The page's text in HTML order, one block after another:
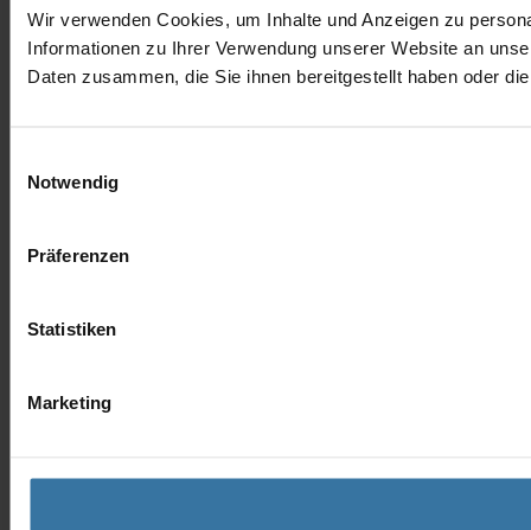
Wir verwenden Cookies, um Inhalte und Anzeigen zu
Informationen zu Ihrer Verwendung unserer Website an
Daten zusammen, die Sie ihnen bereitgestellt haben oder
Notwendig
Präferenzen
Statistiken
Marketing